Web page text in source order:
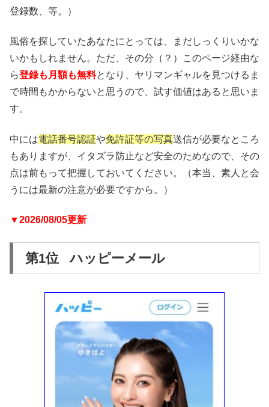
登録数、等。）
風俗を探していたあなたにとっては、まだしっくりいかな
いかもしれません。ただ、その分（？）このページ経由な
ら登録も月額も無料となり、ヤリマンギャルを見つけるま
で時間もかからないと思うので、試す価値はあると思いま
す。
中には電話番号認証や免許証等の写真送信が必要なところ
もありますが、イタズラ防止など安全のためなので、その
点は前もって把握しておいてください。（本当、素人と会
うには最新の注意が必要ですから。）
▼2026/08/05更新
第1位 ハッピーメール